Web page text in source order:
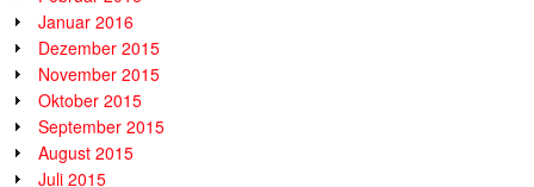
Januar 2016
Dezember 2015
November 2015
Oktober 2015
September 2015
August 2015
Juli 2015